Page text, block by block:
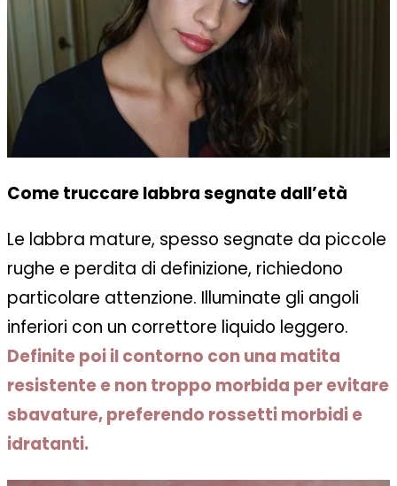
Come truccare labbra segnate dall’età
Le labbra mature, spesso segnate da piccole
rughe e perdita di definizione, richiedono
particolare attenzione. Illuminate gli angoli
inferiori con un correttore liquido leggero.
Definite poi il contorno con una matita
resistente e non troppo morbida per evitare
sbavature, preferendo rossetti morbidi e
idratanti.